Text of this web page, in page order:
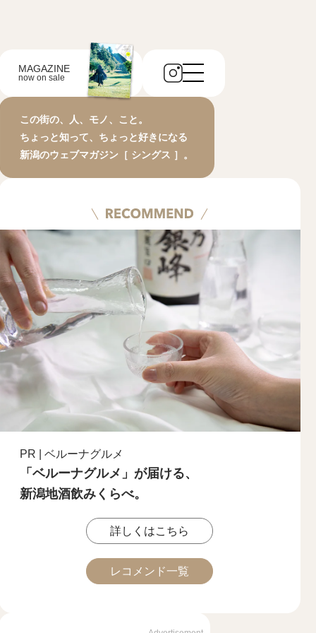
MAGAZINE
now on sale
この街の、人、モノ、こと。
ちょっと知って、ちょっと好きになる
新潟のウェブマガジン［ シングス ］。
PR | ベルーナグルメ
「ベルーナグルメ」が届ける、
新潟地酒飲みくらべ。
詳しくはこちら
レコメンド一覧